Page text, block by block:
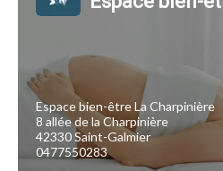
Espace bien-être La Charpinière
8 allée de la Charpinière
42330 Saint-Galmier
0477550283